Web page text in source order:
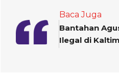
Baca Juga
Bantahan
Ilegal di Kaltim